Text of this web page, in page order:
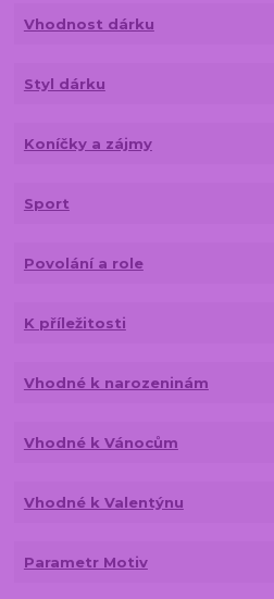
Vhodnost dárku
Styl dárku
Koníčky a zájmy
Sport
Povolání a role
K příležitosti
Vhodné k narozeninám
Vhodné k Vánocům
Vhodné k Valentýnu
Parametr Motiv